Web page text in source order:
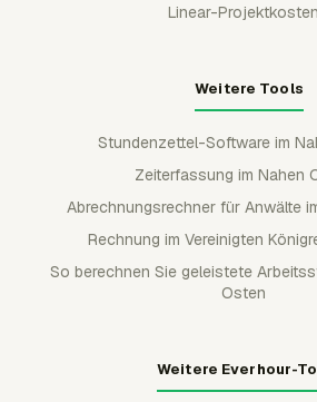
Linear-Projektkosten
Weitere Tools
Stundenzettel-Software im
Zeiterfassung im Nahen
Abrechnungsrechner für Anwälte
Rechnung im Vereinigten
So berechnen Sie geleistete
Osten
Weitere Everhour-